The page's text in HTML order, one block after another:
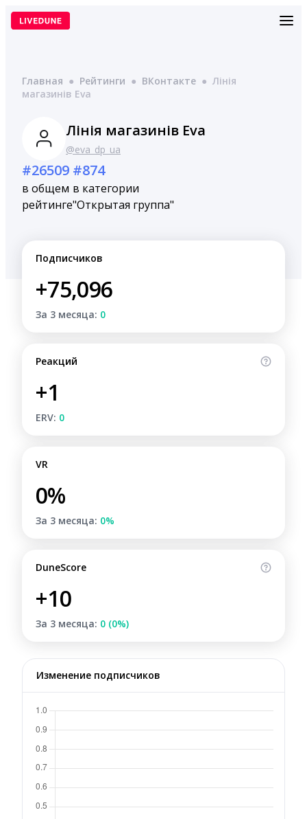
Перейти
Главная ● Рейтинги ● ВКонтакте ● Лінія
магазинів Eva
Лінія магазинів Eva
@eva_dp_ua
#26509
в общем
рейтинге
#874
в категории
"Открытая группа"
Подписчиков
+75,096
За 3 месяца: 0
Реакций
+1
ERV: 0
VR
0%
За 3 месяца: 0%
DuneScore
+10
За 3 месяца: 0 (0%)
Изменение подписчиков